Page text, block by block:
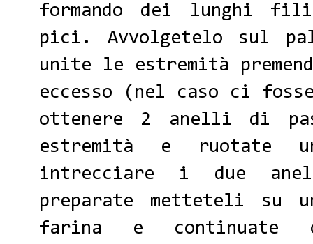
formando dei lunghi
pici. Avvolgetelo sul
unite le estremità
eccesso (nel caso ci
ottenere 2 anelli di
estremità e ruotate
intrecciare i due
preparate metteteli su
farina e